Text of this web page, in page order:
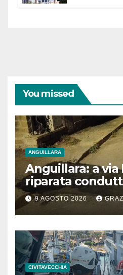
You missed
ANGUILLARA
Anguillara: a via
riparata
segnalazione
9 AGOSTO 2026
CIVITAVECCHIA